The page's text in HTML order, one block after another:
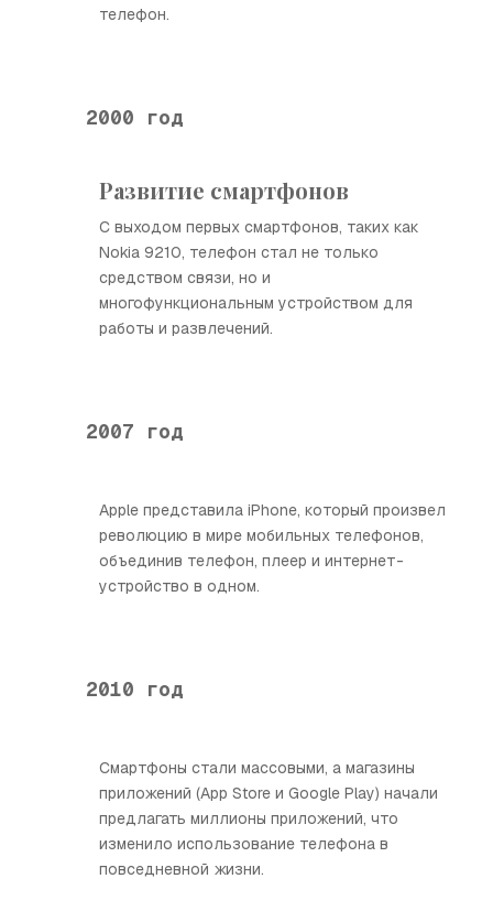
телефон.
2000 год
Развитие смартфонов
С выходом первых смартфонов, таких как
Nokia 9210, телефон стал не только
средством связи, но и
многофункциональным устройством для
работы и развлечений.
2007 год
Apple представила iPhone, который произвел
революцию в мире мобильных телефонов,
объединив телефон, плеер и интернет-
устройство в одном.
2010 год
Смартфоны стали массовыми, а магазины
приложений (App Store и Google Play) начали
предлагать миллионы приложений, что
изменило использование телефона в
повседневной жизни.